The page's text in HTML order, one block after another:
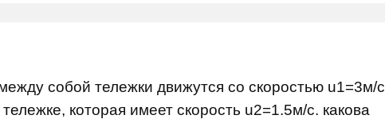
собой тележки движутся со скоростью u1=3м/с
которая имеет скорость u2=1.5м/с. какова